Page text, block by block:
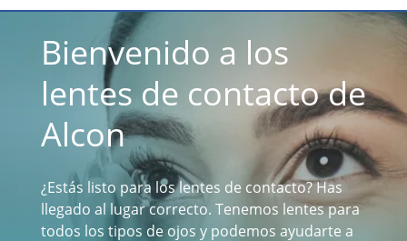
Lentes diarios
Lentes mensuales
Tóricos para astigmatismo
Multifocales
Bienvenido a los
lentes de contacto de
Alcon
¿Estás listo para los lentes de contacto? Has
llegado al lugar correcto. Tenemos lentes para